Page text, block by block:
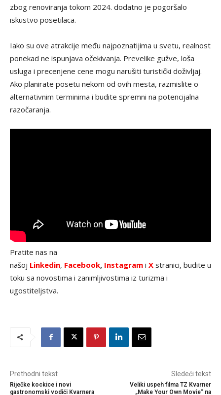
zbog renoviranja tokom 2024. dodatno je pogoršalo
iskustvo posetilaca.
Iako su ove atrakcije među najpoznatijima u svetu, realnost
ponekad ne ispunjava očekivanja. Prevelike gužve, loša
usluga i precenjene cene mogu narušiti turistički doživljaj.
Ako planirate posetu nekom od ovih mesta, razmislite o
alternativnim terminima i budite spremni na potencijalna
razočaranja.
Pratite nas na
našoj Linkedin, Facebook, Instagram i X stranici, budite u
toku sa novostima i zanimljivostima iz turizma i
ugostiteljstva.
Prethodni tekst
Riječke kockice i novi
gastronomski vodiči Kvarnera
Sledeći tekst
Veliki uspeh filma TZ Kvarner
„Make Your Own Movie“ na